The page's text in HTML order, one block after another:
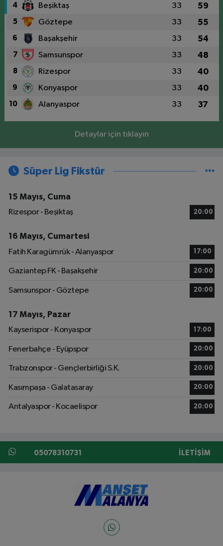
4 Beşiktaş 33 59
5 Göztepe 33 55
6 Başakşehir 33 54
7 Samsunspor 33 48
8 Rizespor 33 40
9 Konyaspor 33 40
10 Alanyaspor 33 37
Detaylar için tıklayın
Süper Lig Fikstür
15 Mayıs, Cuma
Rizespor - Beşiktaş
20:00
16 Mayıs, Cumartesi
Fatih Karagümrük - Alanyaspor
17:00
Gaziantep FK - Başakşehir 20:00
Samsunspor - Göztepe 20:00
17 Mayıs, Pazar
Kayserispor - Konyaspor
17:00
Fenerbahçe - Eyüpspor 20:00
Trabzonspor - Gençlerbirliği S.K. 20:00
Kasımpaşa - Galatasaray 20:00
Antalyaspor - Kocaelispor 20:00
05078310731 İLETIŞIM